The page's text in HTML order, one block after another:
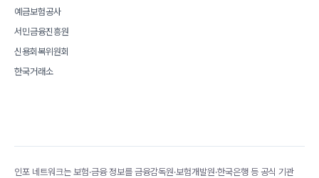
예금보험공사
서민금융진흥원
신용회복위원회
한국거래소
인포 네트워크는 보험·금융 정보를 금융감독원·보험개발원·한국은행 등 공식 기관